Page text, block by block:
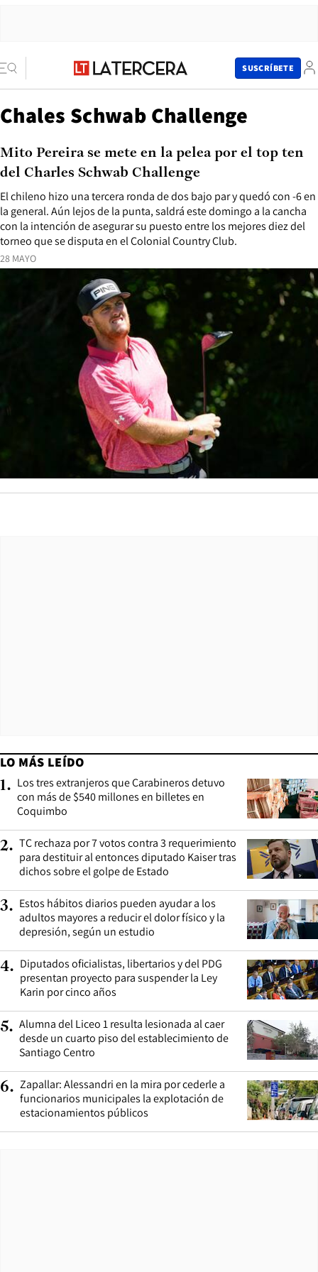
SUSCRÍBETE
Chales Schwab Challenge
28 MAYO
El chileno hizo una tercera ronda de dos bajo par y quedó con -6 en
la general. Aún lejos de la punta, saldrá este domingo a la cancha
con la intención de asegurar su puesto entre los mejores diez del
torneo que se disputa en el Colonial Country Club.
Mito Pereira se mete en la pelea por el top ten
del Charles Schwab Challenge
LO MÁS LEÍDO
1. Los tres extranjeros que Carabineros detuvo
con más de $540 millones en billetes en
Coquimbo
2. TC rechaza por 7 votos contra 3 requerimiento
para destituir al entonces diputado Kaiser tras
dichos sobre el golpe de Estado
3. Estos hábitos diarios pueden ayudar a los
adultos mayores a reducir el dolor físico y la
depresión, según un estudio
4. Diputados oficialistas, libertarios y del PDG
presentan proyecto para suspender la Ley
Karin por cinco años
5. Alumna del Liceo 1 resulta lesionada al caer
desde un cuarto piso del establecimiento de
Santiago Centro
6. Zapallar: Alessandri en la mira por cederle a
funcionarios municipales la explotación de
estacionamientos públicos